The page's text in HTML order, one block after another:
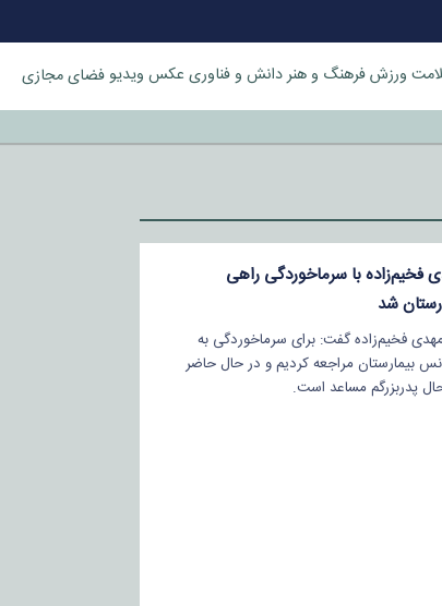
ورزشفرهنگ و هنردانش و فناوری عکس ویدیوفضای مجازی
فخیم‌زاده با سرماخوردگی راهی
شد
فخیم‌زاده گفت: برای سرماخوردگی به
بیمارستان مراجعه کردیم و در حال حاضر
پدربزرگم مساعد است.